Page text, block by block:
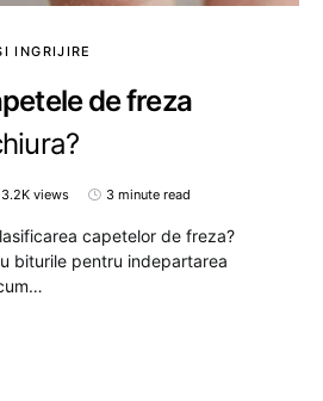
INGRIJIRE
de freza
3.2K views 3 minute read
capetelor de freza?
biturile pentru indepartarea